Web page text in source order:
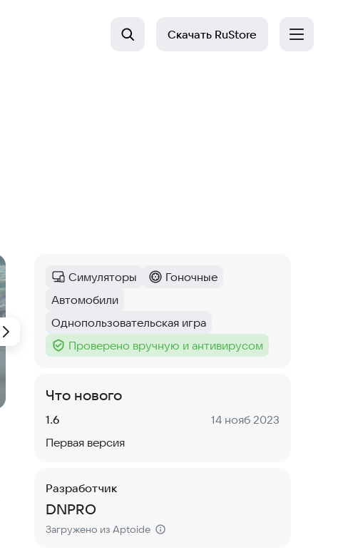
Скачать RuStore
Категория:
Симуляторы
Категория:
Гоночные
Тег:
Автомобили
Тег:
Однопользовательская игра
Тег :
Проверено вручную и антивирусом
Что нового
Версия:
1.6 Дата:
14 нояб 2023
Первая версия
Разработчик
DNPRO
Загружено из Aptoide